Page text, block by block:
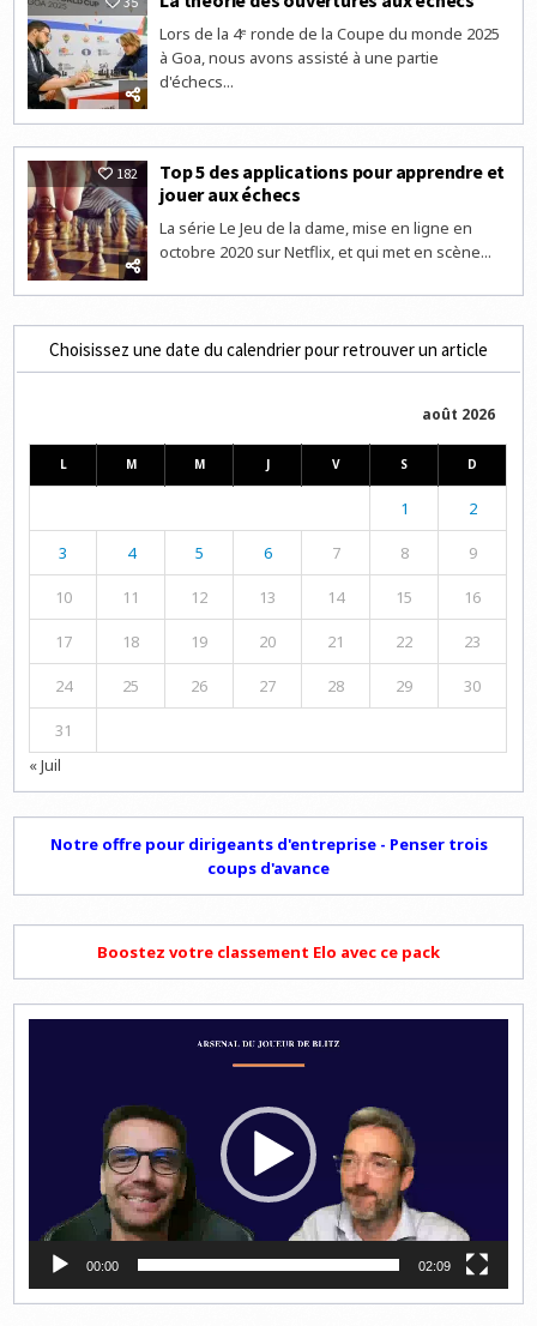
Lors de la 4ᵉ ronde de la Coupe du monde 2025
à Goa, nous avons assisté à une partie
d'échecs...
182
Top 5 des applications pour apprendre et
jouer aux échecs
La série Le Jeu de la dame, mise en ligne en
octobre 2020 sur Netflix, et qui met en scène...
Choisissez une date du calendrier pour retrouver un article
août 2026
L M M J V S D
1 2
3 4 5 6 7 8 9
10 11 12 13 14 15 16
17 18 19 20 21 22 23
24 25 26 27 28 29 30
31
« Juil
Notre offre pour dirigeants d'entreprise - Penser trois
coups d'avance
Boostez votre classement Elo avec ce pack
00:00 02:09